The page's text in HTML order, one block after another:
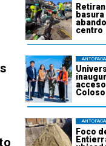
centro
Coloso
Foco